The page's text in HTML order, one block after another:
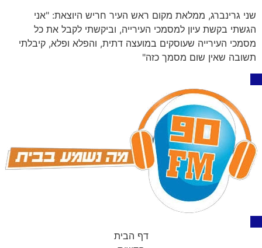
שני גרינברג, ממלאת מקום ראש העיר חריש היוצאת: "אני
הגשתי בקשת עיון למסמכי העירייה, וביקשתי לקבל את כל
מסמכי העירייה שעוסקים במועצה דתית, והפלא ופלא, קיבלתי
תשובה שאין שום מסמך כזה"
דף הבית